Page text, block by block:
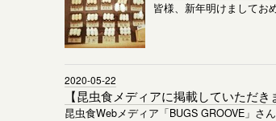
皆様、新年明けましてお
2020-05-22
【昆虫食メディアに掲載していただき
昆虫食Webメディア「BUGS GROOVE」さ